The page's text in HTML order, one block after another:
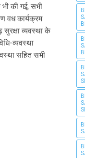
भी की गई, सभी
वध कार्यक्रम
व्यवस्था के
व्यवस्था
सहित सभी